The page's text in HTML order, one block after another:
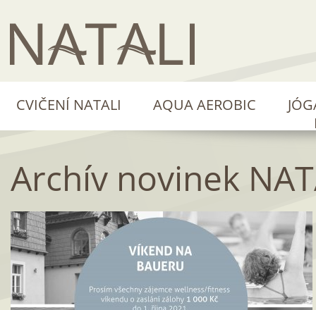
Archív novinek
CVIČENÍ NATALI AQUA AEROBIC